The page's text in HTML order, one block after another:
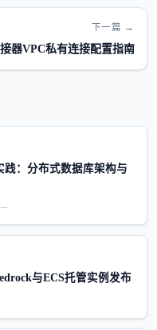
下一篇 →
器VPC私有连接配置指南
：分布式数据库架构与
与ECS托管实例发布